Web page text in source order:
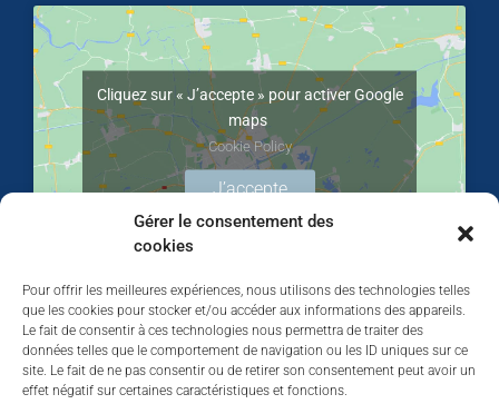
Gérer le consentement des
cookies
Pour offrir les meilleures expériences, nous utilisons des technologies telles
que les cookies pour stocker et/ou accéder aux informations des appareils.
Le fait de consentir à ces technologies nous permettra de traiter des
données telles que le comportement de navigation ou les ID uniques sur ce
site. Le fait de ne pas consentir ou de retirer son consentement peut avoir un
effet négatif sur certaines caractéristiques et fonctions.
Cliquez sur « J’accepte » pour activer Google
maps
Cookie Policy
J’accepte